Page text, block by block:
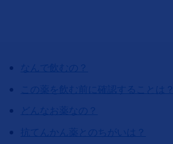
なんで飲むの？
この薬を飲む前に確認することは？
どんなお薬なの？
抗てんかん薬とのちがいは？